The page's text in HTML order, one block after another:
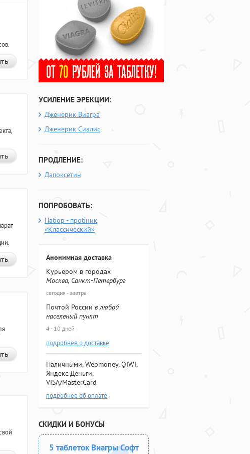
УСИЛЕНИЕ ЭРЕКЦИИ:
Дженерик Виагра
Дженерик Сиалис
ПРОДЛЕНИЕ:
Дапоксетин
ПОПРОБОВАТЬ:
Набор - пробник
«Классический»
Анонимная доставка
Курьером в городах
Москва, Санкт-Петербург
сегодня - завтра
Почтой России в любой
населеный пункт
4 - 10 дней
подробнее о доставке
Наличными, Webmoney, QIWI,
Яндекс.Деньги,
VISA/MasterCard
подробнее об оплате
СКИДКИ И БОНУСЫ
5 таблеток Виагры Софт